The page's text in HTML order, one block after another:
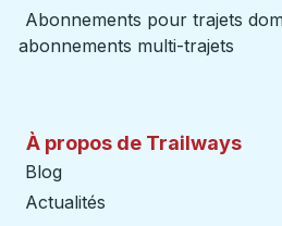
Abonnements pour trajets
abonnements multi-trajets
À propos de Trailways
Blog
Actualités